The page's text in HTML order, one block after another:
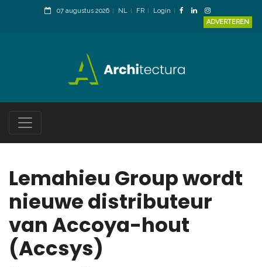
07 augustus 2026 NL FR
Login
ADVERTEREN
Lemahieu Group wordt
nieuwe distributeur
van Accoya-hout
(Accsys)